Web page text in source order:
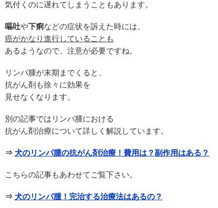
気付くのに遅れてしまうこともあります。
嘔吐や下痢などの症状を訴えた時には、
癌がかなり進行していることも
あるようなので、注意が必要ですね。
リンパ腫が末期までくると、
抗がん剤も徐々に効果を
見せなくなります。
別の記事ではリンパ腫における
抗がん剤治療について詳しく解説しています。
⇒ 犬のリンパ腫の抗がん剤治療！費用は？副作用はある？
こちらの記事もあわせてご覧下さい。
⇒ 犬のリンパ腫！完治する治療法はあるの？